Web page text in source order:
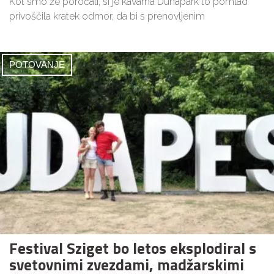
privoščila kratek odmor, da bi s prenovljenim
POTOVANJE
Festival Sziget bo letos eksplodiral s
svetovnimi zvezdami, madžarskimi